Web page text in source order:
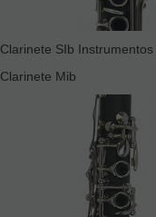
Clarinete SIb Instrumentos
Clarinete Mib